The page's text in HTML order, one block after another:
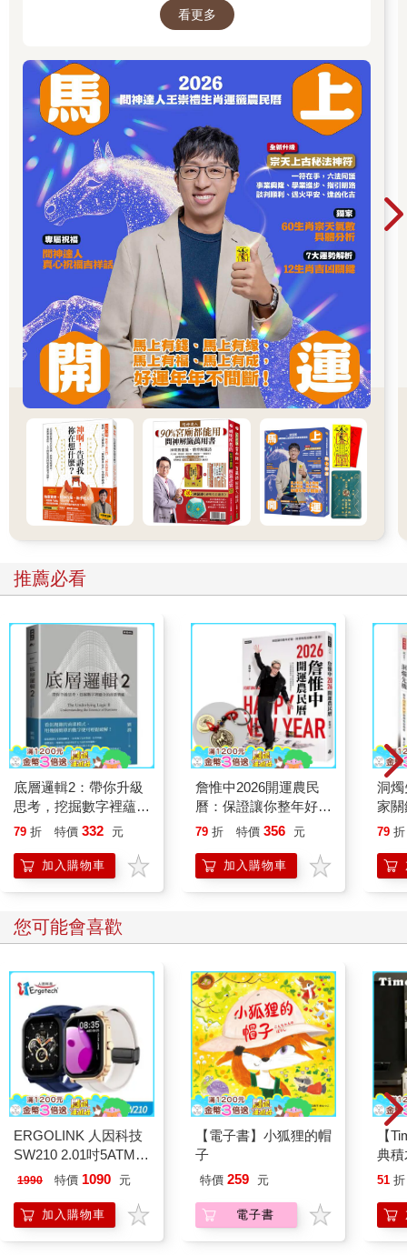
看更多
推薦必看
底層邏輯2：帶你升級
思考，挖掘數字裡蘊含
的商業寶藏
79 折 特價 332 元
加入購物車
詹惟中2026開運農民
曆：保證讓你整年好
運、財源快馬加鞭一直
錢五帝錢吊飾】
79 折 特價 356 元
加入購物車
洞
家
79 折
您可能會喜歡
ERGOLINK 人因科技
SW210 2.01吋5ATM游
泳心率血氧藍牙通話腕
1990 特價 1090 元
加入購物車
【電子書】小狐狸的帽
子
特價 259 元
電子書
【
典
51 折